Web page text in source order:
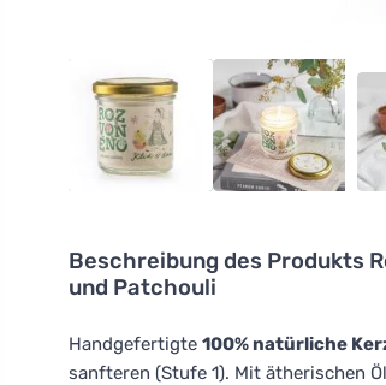
Beschreibung des Produkts
und Patchouli
Handgefertigte 100% natürliche
sanfteren (Stufe 1). Mit ätherischen